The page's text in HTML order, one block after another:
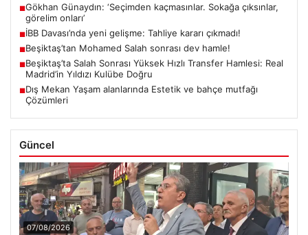
■Gökhan Günaydın: ‘Seçimden kaçmasınlar. Sokağa çıksınlar,
görelim onları’
■İBB Davası’nda yeni gelişme: Tahliye kararı çıkmadı!
■Beşiktaş’tan Mohamed Salah sonrası dev hamle!
■Beşiktaş’ta Salah Sonrası Yüksek Hızlı Transfer Hamlesi: Real
Madrid’in Yıldızı Kulübe Doğru
■Dış Mekan Yaşam alanlarında Estetik ve bahçe mutfağı
Çözümleri
Güncel
07/08/2026